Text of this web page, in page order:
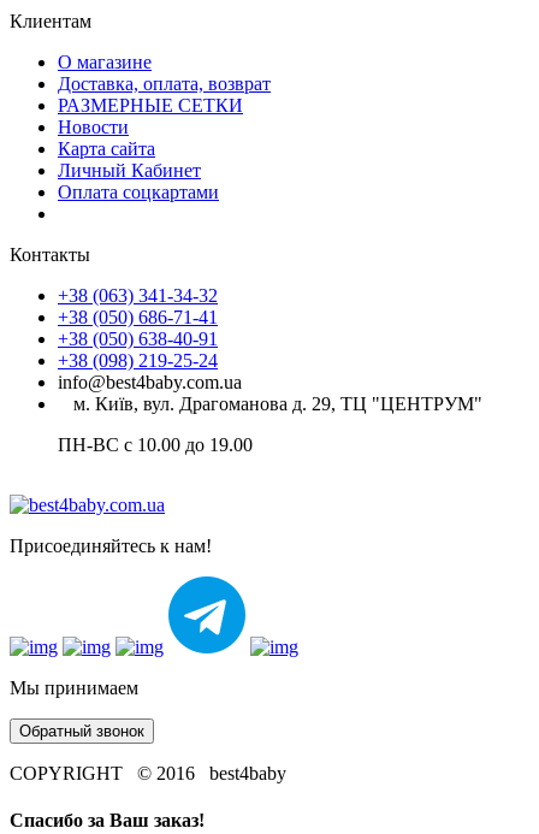
Клиентам
О магазине
Доставка, оплата, возврат
РАЗМЕРНЫЕ СЕТКИ
Новости
Карта сайта
Личный Кабинет
Оплата соцкартами
Контакты
+38 (063) 341-34-32
+38 (050) 686-71-41
+38 (050) 638-40-91
+38 (098) 219-25-24
info@best4baby.com.ua
м. Київ, вул. Драгоманова д. 29, ТЦ "ЦЕНТРУМ"
ПН-ВС с 10.00 до 19.00
Присоединяйтесь к нам!
Мы принимаем
Обратный звонок
COPYRIGHT © 2016 best4baby
Спасибо за Ваш заказ!